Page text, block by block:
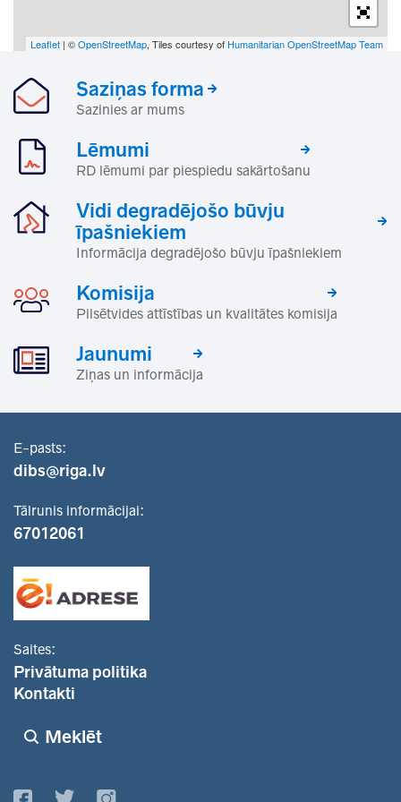
Leaflet | ©OpenStreetMap, Tiles courtesy of Humanitarian OpenStreetMap Team
Saziņas forma
Sazinies ar mums
Lēmumi
RD lēmumi par piespiedu sakārtošanu
Vidi degradējošo būvju
īpašniekiem
Informācija degradējošo būvju īpašniekiem
Komisija
Pilsētvides attīstības un kvalitātes komisija
Jaunumi
Ziņas un informācija
E-pasts:
dibs@riga.lv
Tālrunis informācijai:
67012061
Saites:
Privātuma politika
Kontakti
Meklēt